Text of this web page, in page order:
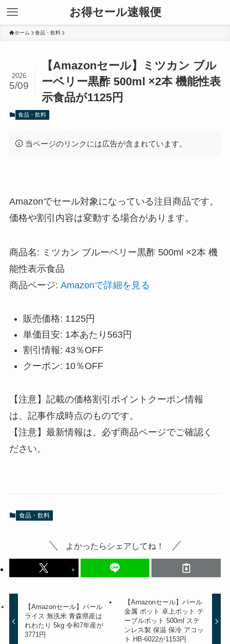
お得セール速報便
ホーム 食品・飲料
【Amazonセール】ミツカン ブル
ーベリー黒酢 500ml ×2本 機能性表
示食品が1125円
2026
5/09
食品・飲料
当ページのリンクには広告が含まれています。
Amazonでセール対象になっている注目商品です。
価格や割引内容は変動する場合があります。
商品名: ミツカン ブルーベリー黒酢 500ml ×2本 機
能性表示食品
商品ページ: Amazonで詳細を見る
販売価格: 1125円
単価目安: 1本あたり563円
割引情報: 43％OFF
クーポン: 10％OFF
【注意】記載の価格割引ポイントクーポン情報
は、記事作成時点のものです。
【注意】最新情報は、必ず商品ページでご確認く
ださい。
食品・飲料
よかったらシェアしてね！
【Amazonセール】パール
ライス 無洗米 青森県産は
れわたり 5kg 令和7年産が
3771円
【Amazonセール】パール
金属 ポット 卓上ポット テ
ーブルポット 500ml ステ
ンレス製 保温 保冷 アコッ
ト HB-6022が1153円